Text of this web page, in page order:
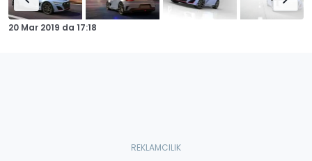
20 Mar 2019 da 17:18